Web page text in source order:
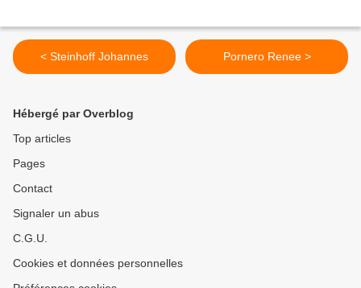
< Steinhoff Johannes Pornero Renee >
Hébergé par Overblog
Top articles
Pages
Contact
Signaler un abus
C.G.U.
Cookies et données personnelles